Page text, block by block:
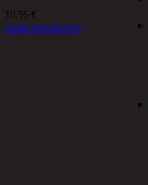
10,95 €
Lisää ostoskoriin